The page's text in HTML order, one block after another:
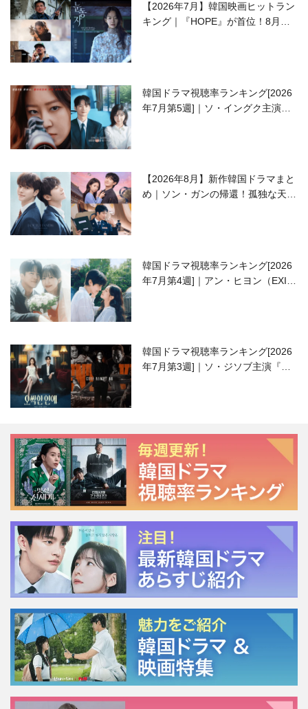
【2026年7月】韓国映画ヒットラン
キング｜『HOPE』が首位！8月公
韓国ドラマ視聴率ランキング[2026
年7月第5週]｜ソ・イングク主演の
【2026年8月】新作韓国ドラマまと
め｜ソン・ガンの帰還！孤独な天才
韓国ドラマ視聴率ランキング[2026
年7月第4週]｜アン・ヒヨン（EXID
韓国ドラマ視聴率ランキング[2026
年7月第3週]｜ソ・ジソブ主演『エ